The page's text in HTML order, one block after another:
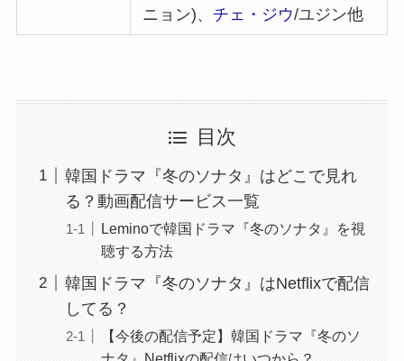
ニョン)、 チェ・ジウ/ユジン他
目次
韓国ドラマ『冬のソナタ』はどこで見れ
る？動画配信サービス一覧
Leminoで韓国ドラマ『冬のソナタ』を視
聴する方法
韓国ドラマ『冬のソナタ』はNetflixで配信
してる？
【今後の配信予定】韓国ドラマ『冬のソ